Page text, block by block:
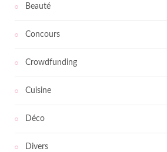
Beauté
Concours
Crowdfunding
Cuisine
Déco
Divers